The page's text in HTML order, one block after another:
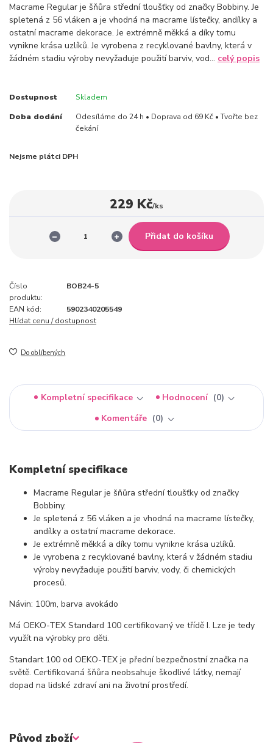
Macrame Regular je šňůra střední tloušťky od značky Bobbiny. Je
spletená z 56 vláken a je vhodná na macrame lístečky, andílky a
ostatní macrame dekorace. Je extrémně měkká a díky tomu
vynikne krása uzlíků. Je vyrobena z recyklované bavlny, která v
žádném stadiu výroby nevyžaduje použití barviv, vod... celý popis
Dostupnost Skladem
Doba dodání
Odesíláme do 24 h • Doprava od 69 Kč • Tvořte bez
čekání
Nejsme plátci DPH
229 Kč/ks
Přidat do košíku
Číslo
produktu:
BOB24-5
EAN kód:
5902340205549
Hlídat cenu / dostupnost
Do oblíbených
Kompletní specifikace Hodnocení
0
Komentáře
0
Kompletní specifikace
Macrame Regular je šňůra střední tloušťky od značky
Bobbiny.
Je spletená z 56 vláken a je vhodná na macrame lístečky,
andílky a ostatní macrame dekorace.
Je extrémně měkká a díky tomu vynikne krása uzlíků.
Je vyrobena z recyklované bavlny, která v žádném stadiu
výroby nevyžaduje použití barviv, vody, či chemických
procesů.
Návin: 100m, barva avokádo
Má OEKO-TEX Standard 100 certifikovaný ve třídě I. Lze je tedy
využít na výrobky pro děti.
Standart 100 od OEKO-TEX je přední bezpečnostní značka na
světě. Certifikovaná šňůra neobsahuje škodlivé látky, nemají
dopad na lidské zdraví ani na životní prostředí.
Původ zboží